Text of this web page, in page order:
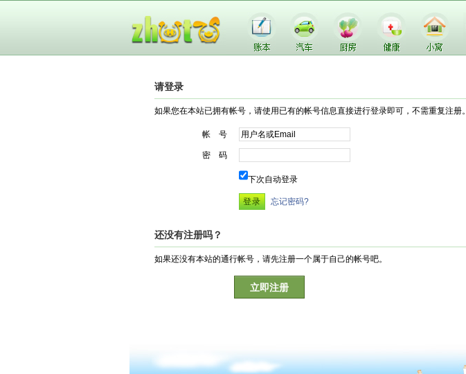
请登录
如果您在本站已拥有帐号，请使用已有的帐号信息直接进行登录即可，不需重复注册。
帐 号
密 码
下次自动登录
忘记密码?
还没有注册吗？
如果还没有本站的通行帐号，请先注册一个属于自己的帐号吧。
立即注册